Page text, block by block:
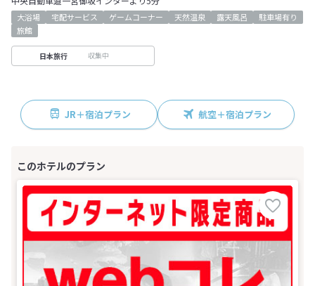
大浴場 宅配サービス ゲームコーナー 天然温泉 露天風呂
駐車場有り
旅館
日本旅行 収集中
JR＋宿泊プラン 航空＋宿泊プラン